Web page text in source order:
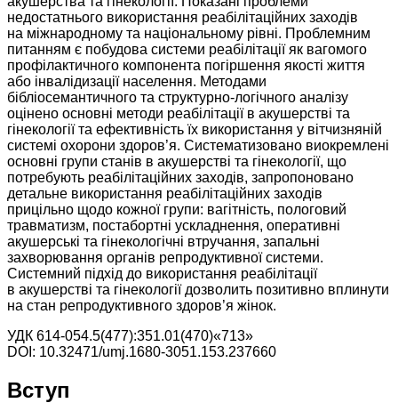
недостатнього використання реабілітаційних заходів
на міжнародному та національному рівні. Проблемним
питанням є побудова системи реабілітації як вагомого
профілактичного компонента погіршення якості життя
або інвалідизації населення. Методами
бібліосемантичного та структурно-логічного аналізу
оцінено основні методи реабілітації в акушерстві та
гінекології та ефективність їх використання у вітчизняній
системі охорони здоров’я. Систематизовано виокремлені
основні групи станів в акушерстві та гінекології, що
потребують реабілітаційних заходів, запропоновано
детальне використання реабілітаційних заходів
прицільно щодо кожної групи: вагітність, пологовий
травматизм, постабортні ускладнення, оперативні
акушерські та гінекологічні втручання, запальні
захворювання органів репродуктивної системи.
Системний підхід до використання реабілітації
в акушерстві та гінекології дозволить позитивно вплинути
на стан репродуктивного здоров’я жінок.
УДК 614-054.5(477):351.01(470)«713»
DOI: 10.32471/umj.1680-3051.153.237660
Вступ